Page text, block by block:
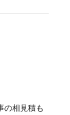
の相見積も